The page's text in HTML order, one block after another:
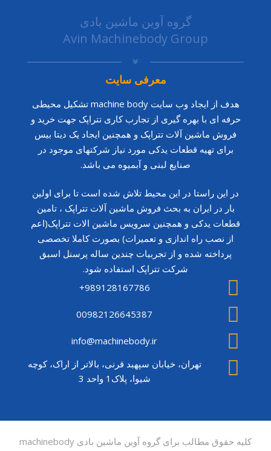
گروه آوین ماشین بادی
Avin Machinebody Group
معرفی سایت
هدف از ایجاد وب سایت machine body تشکیل محیطی
حرفه ای با بهره گیری از تجارب کاری تتراپک جهت خرید و
فروش ماشین آلات تتراپک و همچنین ایجاد یک دیتا بیس
برای تهیه قطعات یدکی مورد نیاز شرکتهای موجود در
صنایع لبنی و آبمیوه می باشد.
در این راستا در این محیط تلاش شده است تا برای اولین
بار در ایران به بحث فروش ماشین آلات تتراپک ، تامین
قطعات یدکی و همچنین سرویس ماشین الات تتراپک(اعم
از نصب راه اندازی و تعمیرات) بصورت کاملا تخصصی
پرداخته شده و از تجربیات چندین ساله پرسنل اسبق
شرکت تتراپک استفاده شود.
989128167786+
00982126645387
info@machinebody.ir
تهران، خیابان سپهبد قرنی، بالاتر از اراک، کوچه
شیوا، پلاک1 واحد 3
کلیه حقوق مطالب برای گروه آوین ماشین بادی machinebody